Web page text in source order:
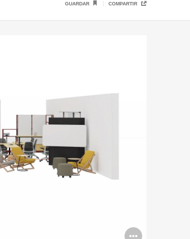
GUARDAR COMPARTIR
Abrir